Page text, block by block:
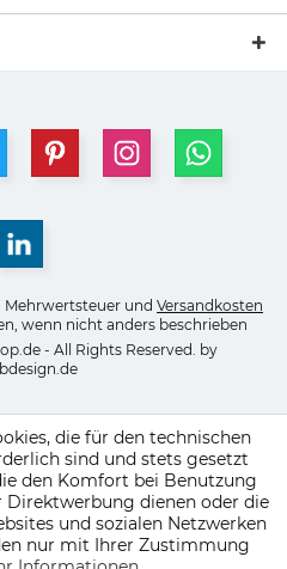
Mehrwertsteuer und Versandkosten
wenn nicht anders beschrieben
- All Rights Reserved. by
die für den technischen
sind und stets gesetzt
den Komfort bei Benutzung
Direktwerbung dienen oder die
und sozialen Netzwerken
nur mit Ihrer Zustimmung